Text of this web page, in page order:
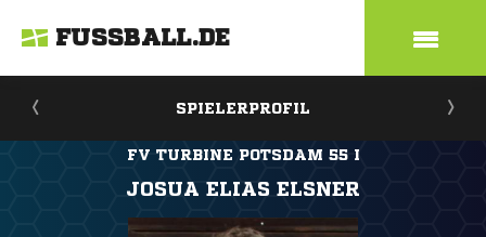
FUSSBALL.DE
SPIELERPROFIL
FV TURBINE POTSDAM 55 I
JOSUA ELIAS ELSNER